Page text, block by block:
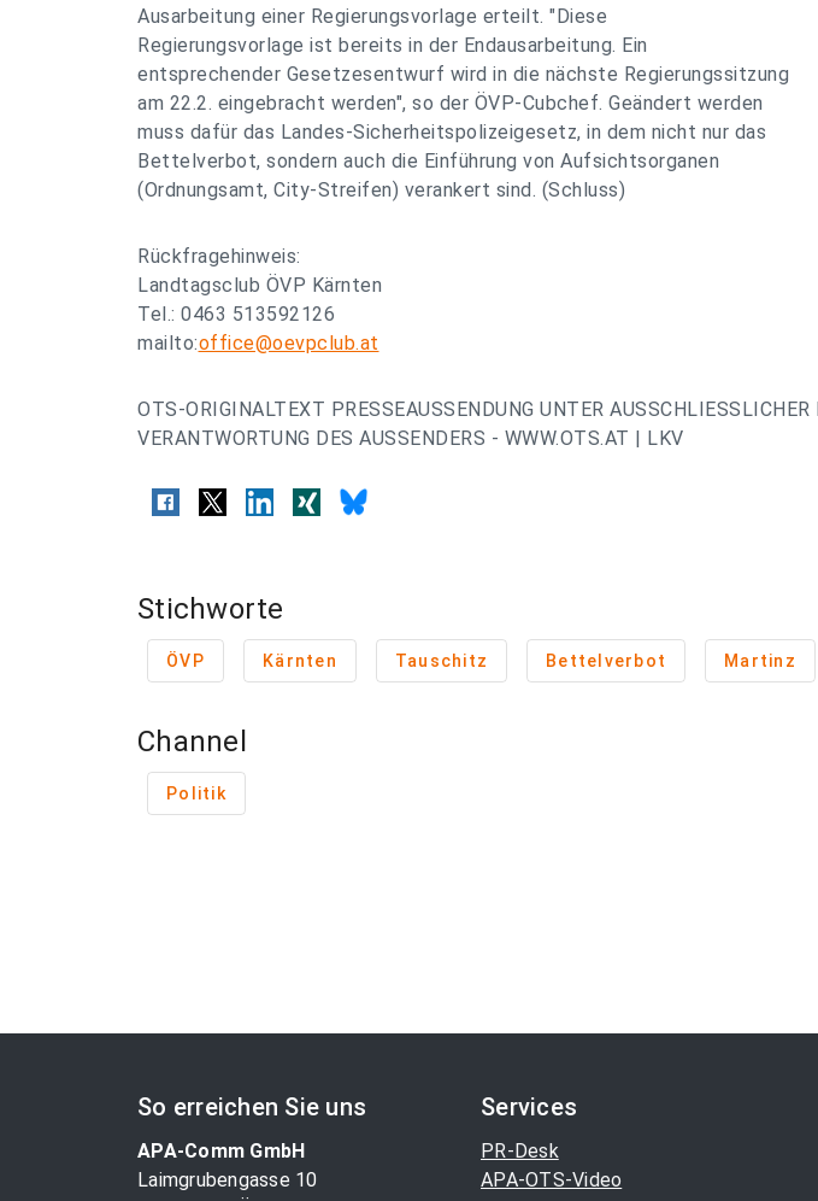
Ausarbeitung einer Regierungsvorlage erteilt. "Diese
Regierungsvorlage ist bereits in der Endausarbeitung. Ein
entsprechender Gesetzesentwurf wird in die nächste Regierungssitzung
am 22.2. eingebracht werden", so der ÖVP-Cubchef. Geändert werden
muss dafür das Landes-Sicherheitspolizeigesetz, in dem nicht nur das
Bettelverbot, sondern auch die Einführung von Aufsichtsorganen
(Ordnungsamt, City-Streifen) verankert sind. (Schluss)
Rückfragehinweis:
Landtagsclub ÖVP Kärnten
Tel.: 0463 513592126
mailto:office@oevpclub.at
OTS-ORIGINALTEXT PRESSEAUSSENDUNG UNTER
VERANTWORTUNG DES AUSSENDERS - WWW.OTS.AT | LKV
Stichworte
ÖVP Kärnten Tauschitz Bettelverbot Martinz
Channel
Politik
So erreichen Sie uns
APA-Comm GmbH
Laimgrubengasse 10
Services
PR-Desk
APA-OTS-Video